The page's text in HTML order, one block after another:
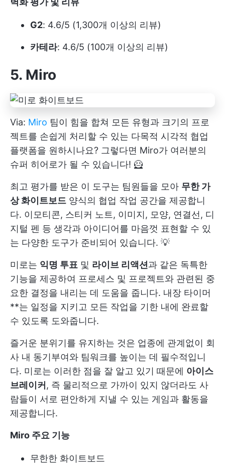
G2: 4.6/5 (1,300개 이상의 리뷰)
카테라: 4.6/5 (100개 이상의 리뷰)
5. Miro
Via: Miro 팀이 힘을 합쳐 모든 유형과 크기의 프로
젝트를 손쉽게 처리할 수 있는 다목적 시각적 협업
플랫폼을 원하시나요? 그렇다면 Miro가 여러분의
슈퍼 히어로가 될 수 있습니다! 🦸
최고 평가를 받은 이 도구는 팀원들을 모아 무한 가
상 화이트보드 양식의 협업 작업 공간을 제공합니
다. 이모티콘, 스티커 노트, 이미지, 모양, 연결선, 디
지털 펜 등 생각과 아이디어를 마음껏 표현할 수 있
는 다양한 도구가 준비되어 있습니다. 💡
미로는 익명 투표 및 라이브 리액션과 같은 독특한
기능을 제공하여 프로세스 및 프로젝트와 관련된 중
요한 결정을 내리는 데 도움을 줍니다. 내장 타이머
**는 일정을 지키고 모든 작업을 기한 내에 완료할
수 있도록 도와줍니다.
즐거운 분위기를 유지하는 것은 업종에 관계없이 회
사 내 동기부여와 팀워크를 높이는 데 필수적입니
다. 미로는 이러한 점을 잘 알고 있기 때문에 아이스
브레이커, 즉 물리적으로 가까이 있지 않더라도 사
람들이 서로 편안하게 지낼 수 있는 게임과 활동을
제공합니다.
Miro 주요 기능
무한한 화이트보드